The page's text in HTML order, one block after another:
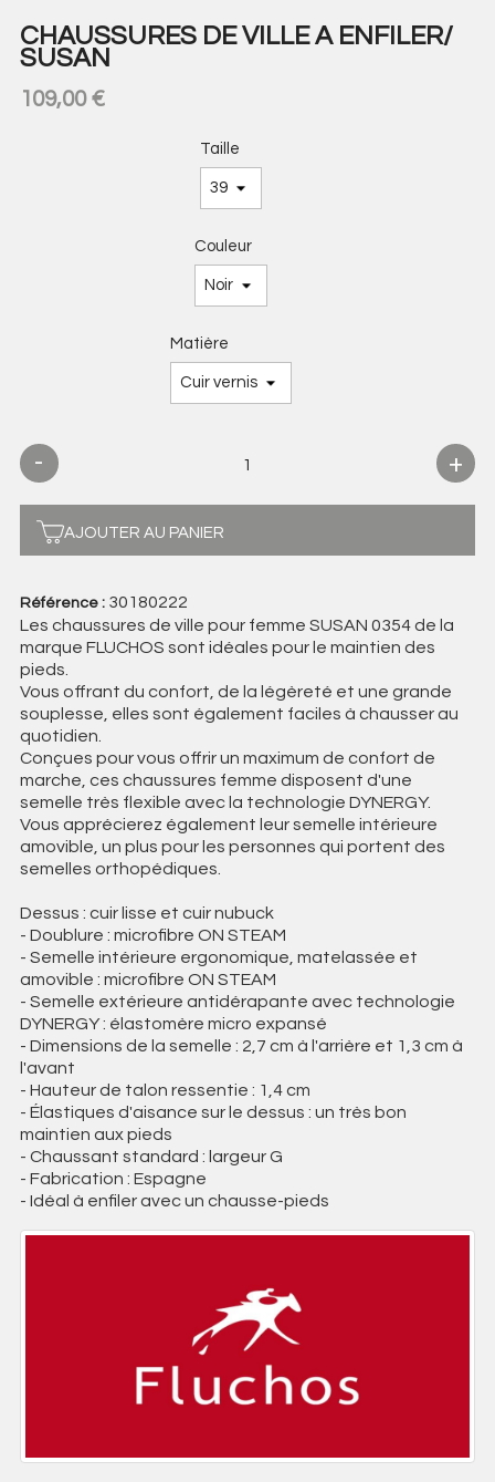
CHAUSSURES DE VILLE A ENFILER/
SUSAN
109,00 €
Taille
Couleur
Matière
AJOUTER AU PANIER
Référence : 30180222
Les chaussures de ville pour femme SUSAN 0354 de la
marque FLUCHOS sont idéales pour le maintien des
pieds.
Vous offrant du confort, de la légèreté et une grande
souplesse, elles sont également faciles à chausser au
quotidien.
Conçues pour vous offrir un maximum de confort de
marche, ces chaussures femme disposent d'une
semelle très flexible avec la technologie DYNERGY.
Vous apprécierez également leur semelle intérieure
amovible, un plus pour les personnes qui portent des
semelles orthopédiques.
Dessus : cuir lisse et cuir nubuck
- Doublure : microfibre ON STEAM
- Semelle intérieure ergonomique, matelassée et
amovible : microfibre ON STEAM
- Semelle extérieure antidérapante avec technologie
DYNERGY : élastomère micro expansé
- Dimensions de la semelle : 2,7 cm à l'arrière et 1,3 cm à
l'avant
- Hauteur de talon ressentie : 1,4 cm
- Élastiques d'aisance sur le dessus : un très bon
maintien aux pieds
- Chaussant standard : largeur G
- Fabrication : Espagne
- Idéal à enfiler avec un chausse-pieds